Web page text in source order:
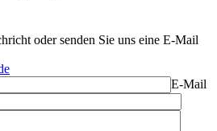
oder senden Sie uns eine E-Mail
E-Mail